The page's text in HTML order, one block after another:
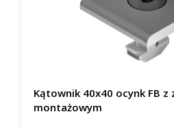
Kątownik 40x40 ocynk FB z
montażowym